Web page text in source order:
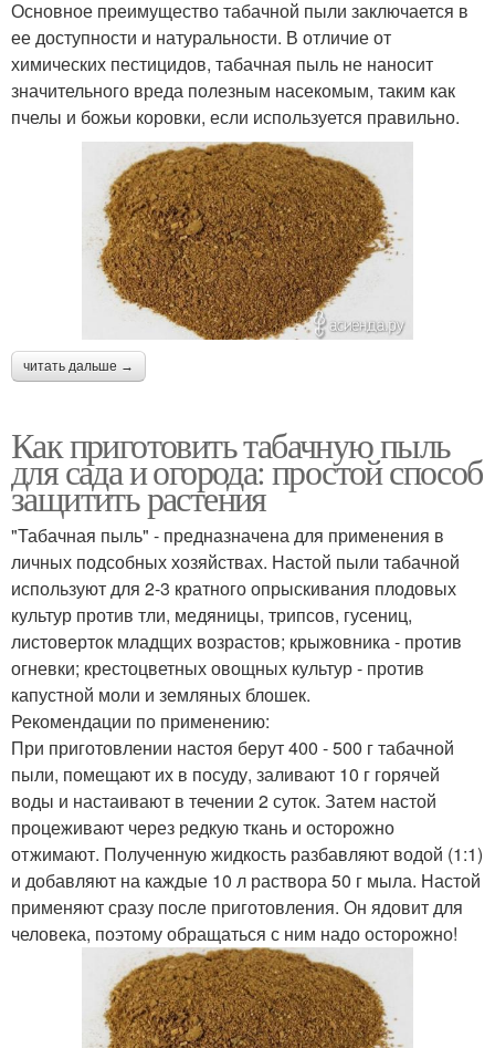
Основное преимущество табачной пыли заключается в
ее доступности и натуральности. В отличие от
химических пестицидов, табачная пыль не наносит
значительного вреда полезным насекомым, таким как
пчелы и божьи коровки, если используется правильно.
читать дальше →
Как приготовить табачную пыль
для сада и огорода: простой способ
защитить растения
"Табачная пыль" - предназначена для применения в
личных подсобных хозяйствах. Настой пыли табачной
используют для 2-3 кратного опрыскивания плодовых
культур против тли, медяницы, трипсов, гусениц,
листоверток младщих возрастов; крыжовника - против
огневки; крестоцветных овощных культур - против
капустной моли и земляных блошек.
Рекомендации по применению:
При приготовлении настоя берут 400 - 500 г табачной
пыли, помещают их в посуду, заливают 10 г горячей
воды и настаивают в течении 2 суток. Затем настой
процеживают через редкую ткань и осторожно
отжимают. Полученную жидкость разбавляют водой (1:1)
и добавляют на каждые 10 л раствора 50 г мыла. Настой
применяют сразу после приготовления. Он ядовит для
человека, поэтому обращаться с ним надо осторожно!